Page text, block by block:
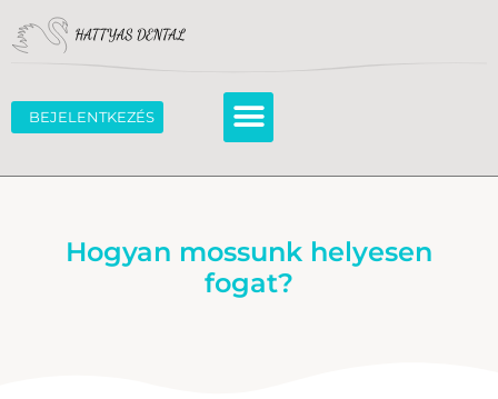
BEJELENTKEZÉS
Hogyan mossunk helyesen
fogat?